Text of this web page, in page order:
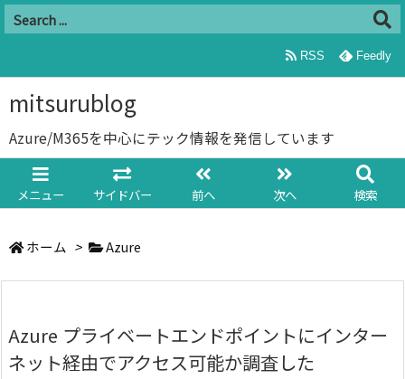
mitsurublog
Azure/M365を中心にテック情報を発信しています
メニュー サイドバー 前へ 次へ 検索
RSS Feedly
ホーム > Azure
Azure プライベートエンドポイントにインター
ネット経由でアクセス可能か調査した